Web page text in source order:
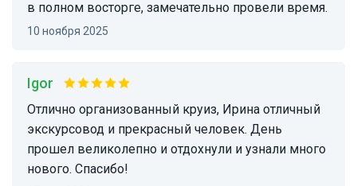
в полном восторге, замечательно провели время.
10 ноября 2025
Igor
Отлично организованный круиз, Ирина отличный
экскурсовод и прекрасный человек. День
прошел великолепно и отдохнули и узнали много
нового. Спасибо!